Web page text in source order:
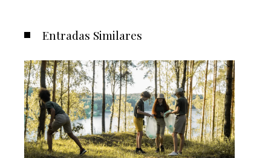
Entradas Similares